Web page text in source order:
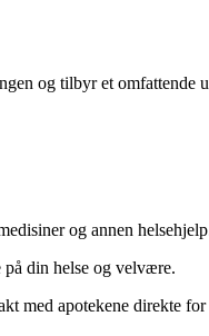
og tilbyr et omfattende
og annen
din helse og velvære.
med apotekene direkte